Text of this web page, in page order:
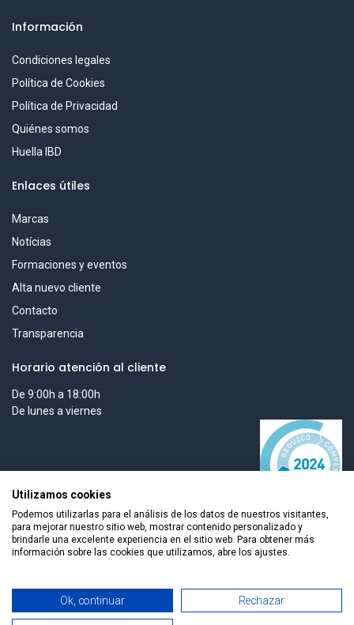
Añadir al carrito
Información
Condiciones legales
Política de Cookies
Política de Privacidad
Quiénes somos
Huella IBD
Enlaces útiles
Marcas
Notícias
Formaciones y eventos
Alta nuevo cliente
Contacto
Transparencia
Horario atención al cliente
De 9:00h a 18:00h
De lunes a viernes
Todos los derechos reservados © 2026 Smart Tech Ibd Global
Solutions, S.L.
Utilizamos cookies
Podemos utilizarlas para el análisis de los datos de nuestros visitantes,
para mejorar nuestro sitio web, mostrar contenido personalizado y
brindarle una excelente experiencia en el sitio web. Para obtener más
información sobre las cookies que utilizamos, abre los ajustes.
Ok, continuar Rechazar